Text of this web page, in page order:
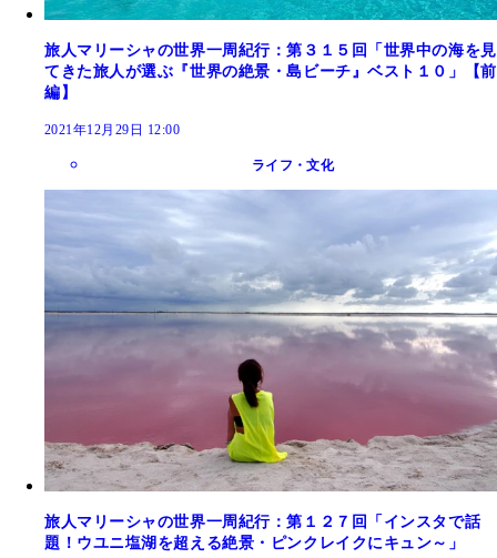
旅人マリーシャの世界一周紀行：第３１５回「世界中の海を見
てきた旅人が選ぶ『世界の絶景・島ビーチ』ベスト１０」【前
編】
2021年12月29日 12:00
ライフ・文化
旅人マリーシャの世界一周紀行：第１２７回「インスタで話
題！ウユニ塩湖を超える絶景・ピンクレイクにキュン～」